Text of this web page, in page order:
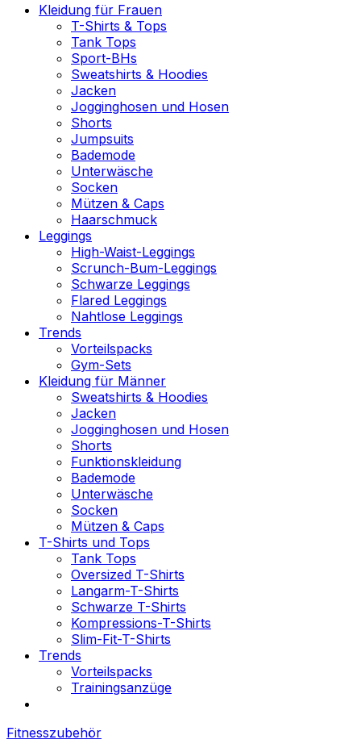
Kleidung für Frauen
T-Shirts & Tops
Tank Tops
Sport-BHs
Sweatshirts & Hoodies
Jacken
Jogginghosen und Hosen
Shorts
Jumpsuits
Bademode
Unterwäsche
Socken
Mützen & Caps
Haarschmuck
Leggings
High-Waist-Leggings
Scrunch-Bum-Leggings
Schwarze Leggings
Flared Leggings
Nahtlose Leggings
Trends
Vorteilspacks
Gym-Sets
Kleidung für Männer
Sweatshirts & Hoodies
Jacken
Jogginghosen und Hosen
Shorts
Funktionskleidung
Bademode
Unterwäsche
Socken
Mützen & Caps
T-Shirts und Tops
Tank Tops
Oversized T-Shirts
Langarm-T-Shirts
Schwarze T-Shirts
Kompressions-T-Shirts
Slim-Fit-T-Shirts
Trends
Vorteilspacks
Trainingsanzüge
Fitnesszubehör